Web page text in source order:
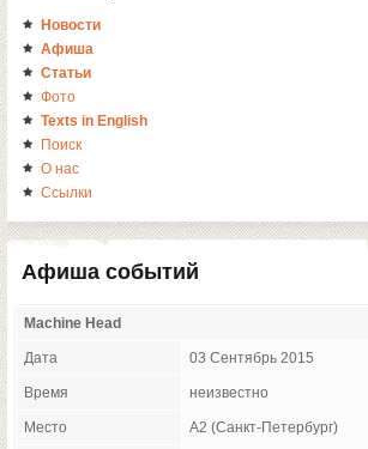
Новости
Афиша
Статьи
Фото
Texts in English
Поиск
О нас
Ссылки
Афиша событий
Machine Head
Дата 03 Сентябрь 2015
Время неизвестно
Место A2 (Санкт-Петербург)